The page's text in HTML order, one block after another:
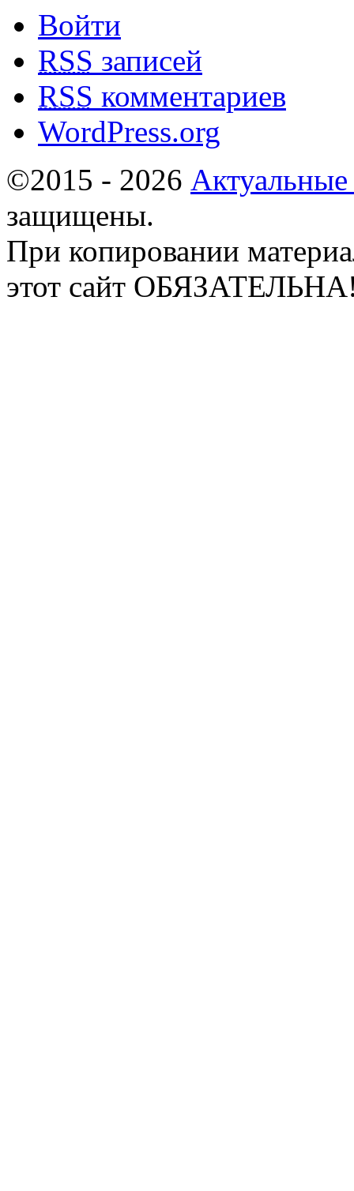
Войти
RSS записей
RSS комментариев
WordPress.org
©2015 - 2026
защищены.
При копировании
этот сайт